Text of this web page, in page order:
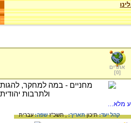
אתרים
[
0
]
מלא...
קהל יעד:תיכוןתאריך:, תשכ"זשפה:עברית